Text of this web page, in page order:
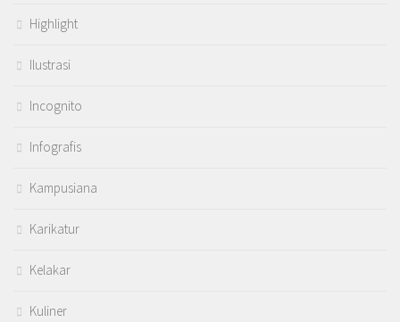
Highlight
Ilustrasi
Incognito
Infografis
Kampusiana
Karikatur
Kelakar
Kuliner